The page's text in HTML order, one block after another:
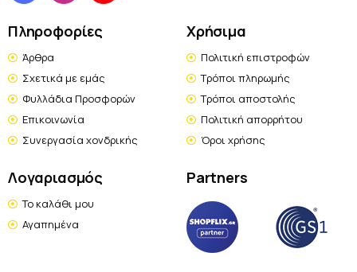
Πληροφορίες
Άρθρα
Σχετικά με εμάς
Φυλλάδια Προσφορών
Επικοινωνία
Συνεργασία χονδρικής
Χρήσιμα
Πολιτική επιστροφών
Τρόποι πληρωμής
Τρόποι αποστολής
Πολιτική απορρήτου
Όροι χρήσης
Λογαριασμός
Το καλάθι μου
Αγαπημένα
Partners